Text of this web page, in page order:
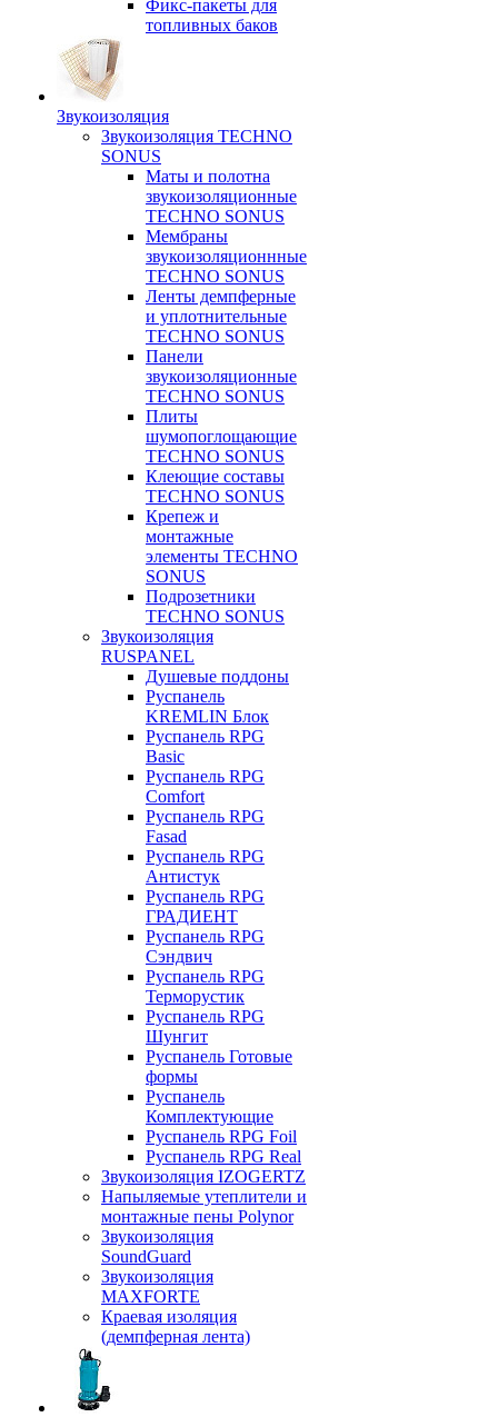
Фикс-пакеты для
топливных баков
Звукоизоляция
Звукоизоляция TECHNO
SONUS
Маты и полотна
звукоизоляционные
TECHNO SONUS
Мембраны
звукоизоляционнные
TECHNO SONUS
Ленты демпферные
и уплотнительные
TECHNO SONUS
Панели
звукоизоляционные
TECHNO SONUS
Плиты
шумопоглощающие
TECHNO SONUS
Клеющие составы
TECHNO SONUS
Крепеж и
монтажные
элементы TECHNO
SONUS
Подрозетники
TECHNO SONUS
Звукоизоляция
RUSPANEL
Душевые поддоны
Руспанель
KREMLIN Блок
Руспанель RPG
Basic
Руспанель RPG
Comfort
Руспанель RPG
Fasad
Руспанель RPG
Антистук
Руспанель RPG
ГРАДИЕНТ
Руспанель RPG
Сэндвич
Руспанель RPG
Терморустик
Руспанель RPG
Шунгит
Руспанель Готовые
формы
Руспанель
Комплектующие
Руспанель RPG Foil
Руспанель RPG Real
Звукоизоляция IZOGERTZ
Напыляемые утеплители и
монтажные пены Polynor
Звукоизоляция
SoundGuard
Звукоизоляция
MAXFORTE
Краевая изоляция
(демпферная лента)